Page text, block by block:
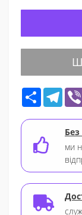
Share
ми